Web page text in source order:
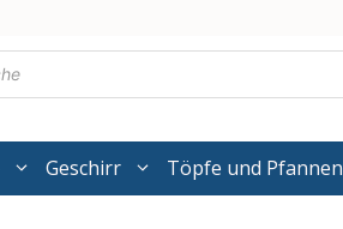
Geschirr Töpfe und Pfannen